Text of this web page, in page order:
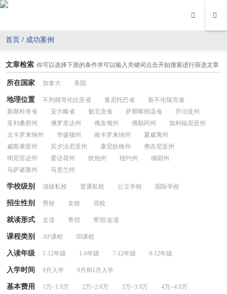
首页 / 成功案例
文章检索 你可以选择下面的条件并可以输入关键词点击开始搜索进行筛选文章
所在国家 加拿大 美国
地理位置 不列颠哥伦比亚省 曼尼托巴省
新不伦瑞克省
新斯科舍省
安大略省 魁北克省 萨斯喀彻温省
乔治亚州
亚利桑那州
佛罗里达州 俄亥俄州 俄勒冈州
加利福尼亚州
北卡罗来纳州
华盛顿州 南卡罗来纳州
夏威夷州
威斯康星州
宾夕法尼亚州 康尼狄格州
弗吉尼亚州
明尼苏达州
爱达荷州 犹他州 纽约州
缅因州
马萨诸塞州
马里兰州
学校级别 顶级私校 普通私校 公立学校 国际学校
招生性别 男校 女校 混校
就读形式 走读 寄宿 寄宿/走读
课程类别 AP课程 IB课程
入读年级 1-12年级 1-6年级 7-12年级 9-12年级
入学时间 9月入学 9月和1月入学
基本费用 1万~1.9万 2万~2.9万 3万~3.9万
4万~4.9万